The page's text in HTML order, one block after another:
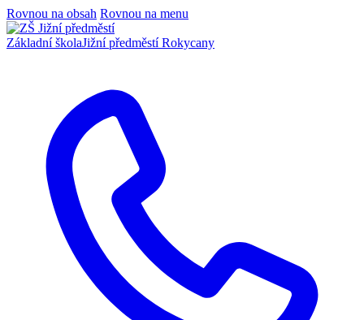
Rovnou na obsah Rovnou na menu
Základní školaJižní předměstí Rokycany